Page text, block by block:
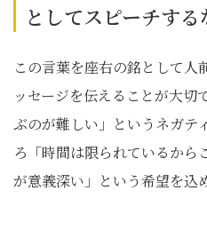
としてスピーチする
この言葉を座右の銘として人
ッセージを伝えることが大切
ぶのが難しい」というネガテ
ろ「時間は限られているから
が意義深い」という希望を込